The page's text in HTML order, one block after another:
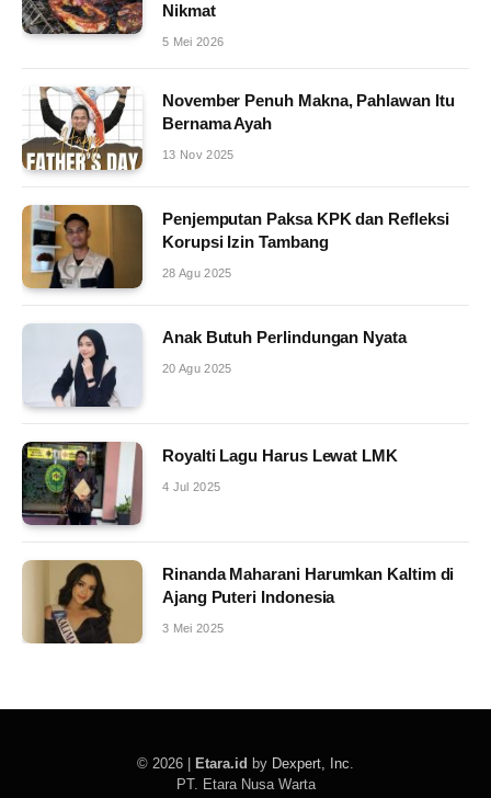
Nikmat
5 Mei 2026
November Penuh Makna, Pahlawan Itu
Bernama Ayah
13 Nov 2025
Penjemputan Paksa KPK dan Refleksi
Korupsi Izin Tambang
28 Agu 2025
Anak Butuh Perlindungan Nyata
20 Agu 2025
Royalti Lagu Harus Lewat LMK
4 Jul 2025
Rinanda Maharani Harumkan Kaltim di
Ajang Puteri Indonesia
3 Mei 2025
© 2026 | Etara.id by Dexpert, Inc.
PT. Etara Nusa Warta